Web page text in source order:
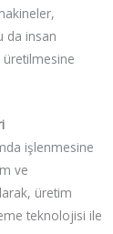
da insan
üretilmesine
işlenmesine
ve
üretim
teknolojisi ile